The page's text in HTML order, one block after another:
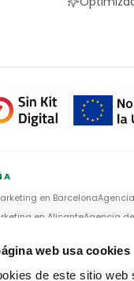
web usa cookies
de este sitio
en Barcelona
en AlicanteAgencia
asociada,
Inc., ni con ninguna de